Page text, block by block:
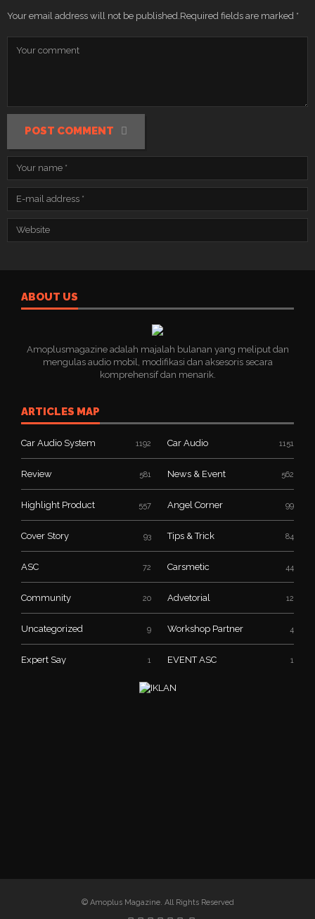
Your email address will not be published. Required fields are marked *
POST COMMENT
ABOUT US
Amoplusmagazine adalah majalah bulanan yang meliput dan
mengulas audio mobil, modifikasi dan aksesoris secara
komprehensif dan menarik.
ARTICLES MAP
Car Audio System 1192 Car Audio 1151
Review 581 News & Event 562
Highlight Product 557 Angel Corner 99
Cover Story 93 Tips & Trick 84
ASC 72 Carsmetic 44
Community 20 Advetorial 12
Uncategorized 9 Workshop Partner 4
Expert Say 1 EVENT ASC 1
© Amoplus Magazine. All Rights Reserved